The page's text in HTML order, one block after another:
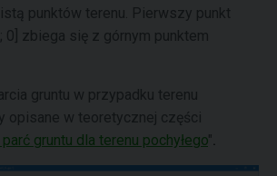
punktów terenu. Pierwszy punkt
0] zbiega się z górnym punktem
gruntu w przypadku terenu
opisane w teoretycznej części
parć gruntu dla terenu pochyłego".